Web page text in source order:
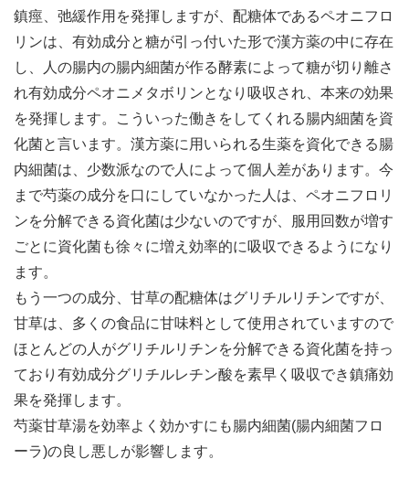
鎮痙、弛緩作用を発揮しますが、配糖体であるペオニフロ
リンは、有効成分と糖が引っ付いた形で漢方薬の中に存在
し、人の腸内の腸内細菌が作る酵素によって糖が切り離さ
れ有効成分ペオニメタボリンとなり吸収され、本来の効果
を発揮します。こういった働きをしてくれる腸内細菌を資
化菌と言います。漢方薬に用いられる生薬を資化できる腸
内細菌は、少数派なので人によって個人差があります。今
まで芍薬の成分を口にしていなかった人は、ペオニフロリ
ンを分解できる資化菌は少ないのですが、服用回数が増す
ごとに資化菌も徐々に増え効率的に吸収できるようになり
ます。
もう一つの成分、甘草の配糖体はグリチルリチンですが、
甘草は、多くの食品に甘味料として使用されていますので
ほとんどの人がグリチルリチンを分解できる資化菌を持っ
ており有効成分グリチルレチン酸を素早く吸収でき鎮痛効
果を発揮します。
芍薬甘草湯を効率よく効かすにも腸内細菌(腸内細菌フロ
ーラ)の良し悪しが影響します。